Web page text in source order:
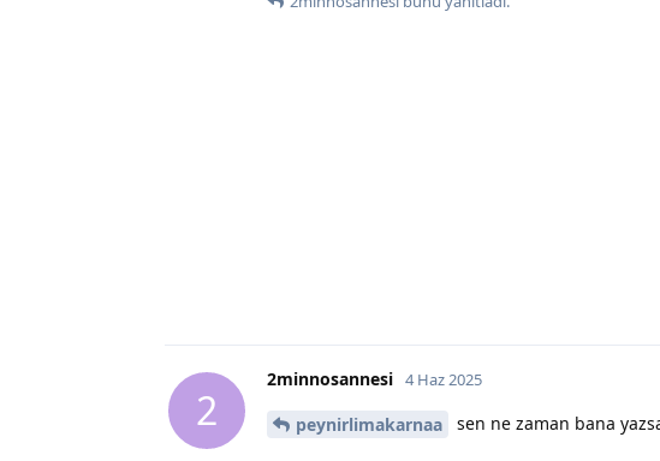
2
2minnosannesi 4 Haz 2025
peynirlimakarnaa sen ne zaman bana